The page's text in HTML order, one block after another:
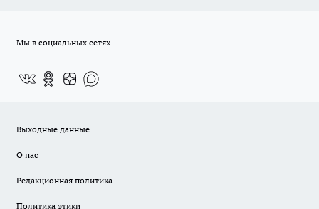
Мы в социальных сетях
Выходные данные
О нас
Редакционная политика
Политика этики